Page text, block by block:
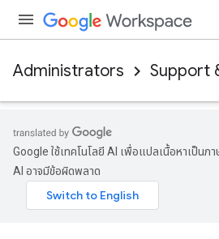
Administrators Support
Google ใช้เทคโนโลยี AI เพื่อแปลเนื้อหาเป็น
AI อาจมีข้อผิดพลาด